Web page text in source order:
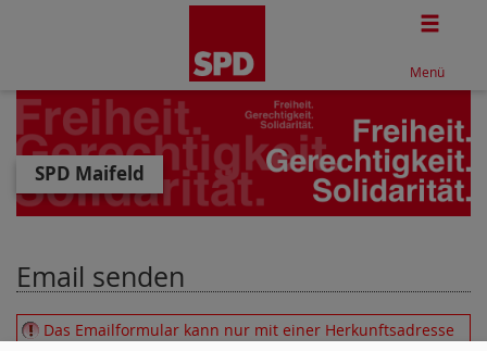
Menü
SPD Maifeld
Email senden
Das Emailformular kann nur mit einer Herkunftsadresse